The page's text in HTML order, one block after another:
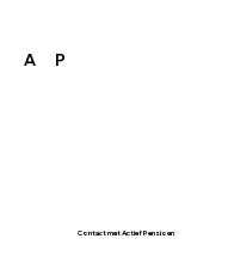
A P
Contact met Actief Pensioen